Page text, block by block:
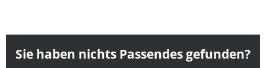
Sie haben nichts Passendes gefunden?